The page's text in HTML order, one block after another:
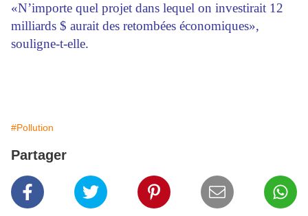
«N’importe quel projet dans lequel on investirait 12
milliards $ aurait des retombées économiques»,
souligne-t-elle.
#Pollution
Partager